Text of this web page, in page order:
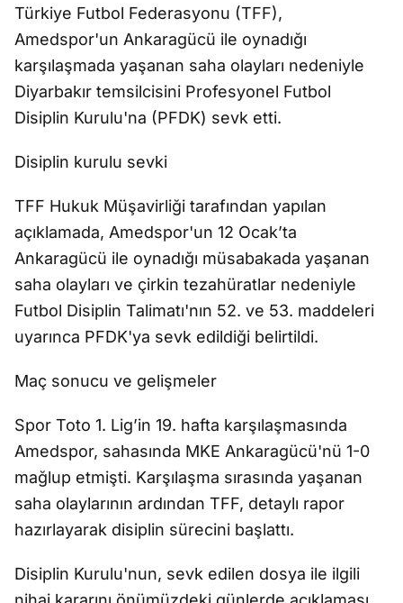
Türkiye Futbol Federasyonu (TFF),
Amedspor'un Ankaragücü ile oynadığı
karşılaşmada yaşanan saha olayları nedeniyle
Diyarbakır temsilcisini Profesyonel Futbol
Disiplin Kurulu'na (PFDK) sevk etti.
Disiplin kurulu sevki
TFF Hukuk Müşavirliği tarafından yapılan
açıklamada, Amedspor'un 12 Ocak’ta
Ankaragücü ile oynadığı müsabakada yaşanan
saha olayları ve çirkin tezahüratlar nedeniyle
Futbol Disiplin Talimatı'nın 52. ve 53. maddeleri
uyarınca PFDK'ya sevk edildiği belirtildi.
Maç sonucu ve gelişmeler
Spor Toto 1. Lig’in 19. hafta karşılaşmasında
Amedspor, sahasında MKE Ankaragücü'nü 1-0
mağlup etmişti. Karşılaşma sırasında yaşanan
saha olaylarının ardından TFF, detaylı rapor
hazırlayarak disiplin sürecini başlattı.
Disiplin Kurulu'nun, sevk edilen dosya ile ilgili